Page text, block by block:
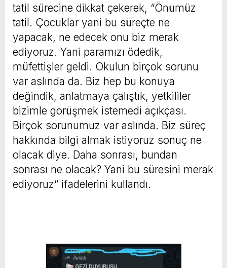
tatil sürecine dikkat çekerek, “Önümüz
tatil. Çocuklar yani bu süreçte ne
yapacak, ne edecek onu biz merak
ediyoruz. Yani paramızı ödedik,
müfettişler geldi. Okulun birçok sorunu
var aslında da. Biz hep bu konuya
değindik, anlatmaya çalıştık, yetkililer
bizimle görüşmek istemedi açıkçası.
Birçok sorunumuz var aslında. Biz süreç
hakkında bilgi almak istiyoruz sonuç ne
olacak diye. Daha sonrası, bundan
sonrası ne olacak? Yani bu süresini merak
ediyoruz” ifadelerini kullandı.